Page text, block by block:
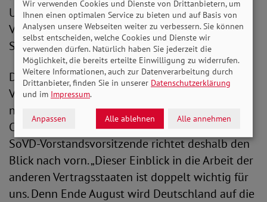
Umsetzung der Konvention in den
Vertragsstaaten durch die Prüfung von
Staatenberichten.
Daher lautet auch das Motto der diesjährigen
Vertragsstaaten-konferenz „Harmonisierung
nationaler Politiken und Strategien mit der
CRPD: Erfolge und Herausforderungen.“ Die
SoVD-Vorstandsvorsitzende richtet deshalb den
Blick nach vorn. „Dieser Einblick in die Arbeit der
anderen Vertragsstaaten ist doppelt wichtig für
uns. Denn Ende August wird Deutschland auf die
Wir verwenden Cookies und Dienste von Drittanbietern, um
Ihnen einen optimalen Service zu bieten und auf Basis von
Analysen unsere Webseiten weiter zu verbessern. Sie können
selbst entscheiden, welche Cookies und Dienste wir
verwenden dürfen. Natürlich haben Sie jederzeit die
Möglichkeit, die bereits erteilte Einwilligung zu widerrufen.
Weitere Informationen, auch zur Datenverarbeitung durch
Drittanbieter, finden Sie in unserer Datenschutzerklärung
und im Impressum.
Anpassen Alle ablehnen Alle annehmen